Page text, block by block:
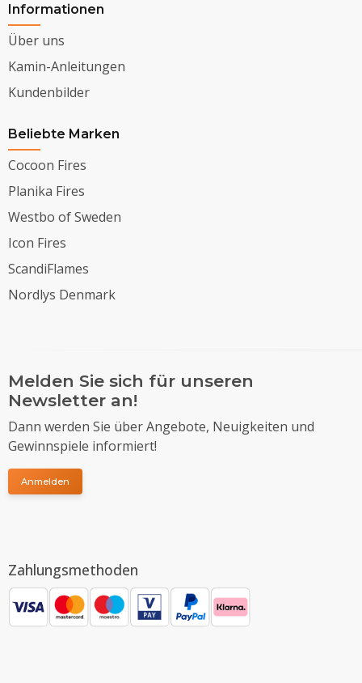
Informationen
Über uns
Kamin-Anleitungen
Kundenbilder
Beliebte Marken
Cocoon Fires
Planika Fires
Westbo of Sweden
Icon Fires
ScandiFlames
Nordlys Denmark
Melden Sie sich für unseren
Newsletter an!
Dann werden Sie über Angebote, Neuigkeiten und
Gewinnspiele informiert!
Anmelden
Zahlungsmethoden